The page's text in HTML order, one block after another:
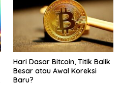
Hari Dasar Bitcoin, Titik Balik
Besar atau Awal Koreksi
Baru?